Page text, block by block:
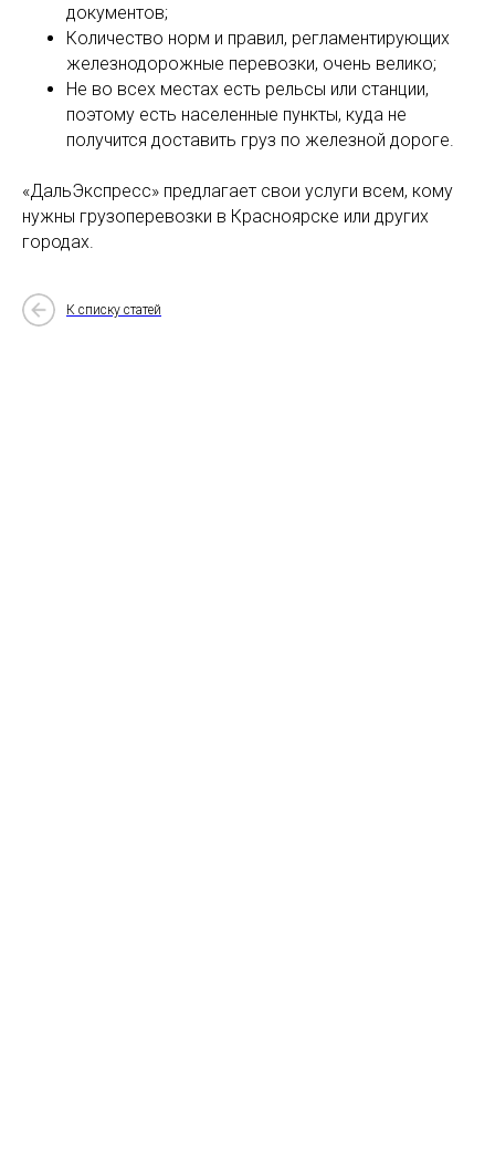
документов;
Количество норм и правил, регламентирующих
железнодорожные перевозки, очень велико;
Не во всех местах есть рельсы или станции,
поэтому есть населенные пункты, куда не
получится доставить груз по железной дороге.
«ДальЭкспресс» предлагает свои услуги всем, кому
нужны грузоперевозки в Красноярске или других
городах.
К списку статей